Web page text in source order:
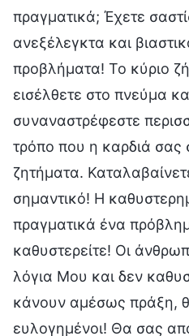
πραγματικά; Έχετε
ανεξέλεγκτα και
προβλήματα! Το κύριο
εισέλθετε στο πνεύμα
συναναστρέφεστε
τρόπο που η καρδιά σας
ζητήματα.
σημαντικό! Η
πραγματικά ένα
καθυστερείτε! Οι
λόγια Μου και δεν
κάνουν αμέσως πράξη,
ευλογημένοι! Θα σας